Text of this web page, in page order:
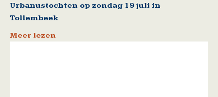
Urbanustochten op zondag 19 juli in
Tollembeek
Meer lezen